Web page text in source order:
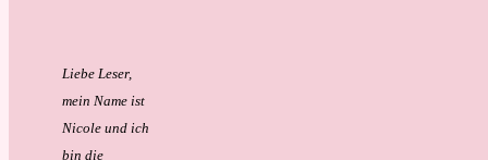
Liebe Leser,
mein Name ist
Nicole und ich
bin die